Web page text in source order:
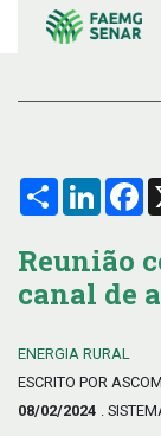
Compartilhar
Reunião
canal de
ENERGIA RURAL
ESCRITO POR
08/02/2024 .